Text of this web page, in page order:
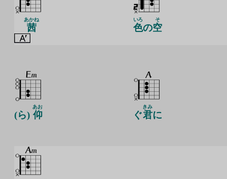
茜
あかね
色
いろ
の空
そ
(ら) 仰
あお
ぐ君
きみ
に